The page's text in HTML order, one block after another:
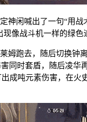
闲喊出了一句“用战
现像战斗机一样的绿色
跑去，随后切换钟离
害同时套盾，随后凌华
成吨元素伤害，在火